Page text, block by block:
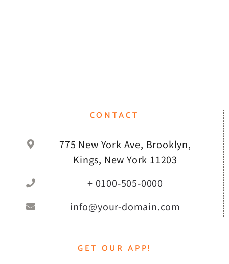
CONTACT
775 New York Ave, Brooklyn,
Kings, New York 11203
+ 0100-505-0000
info@your-domain.com
GET OUR APP!